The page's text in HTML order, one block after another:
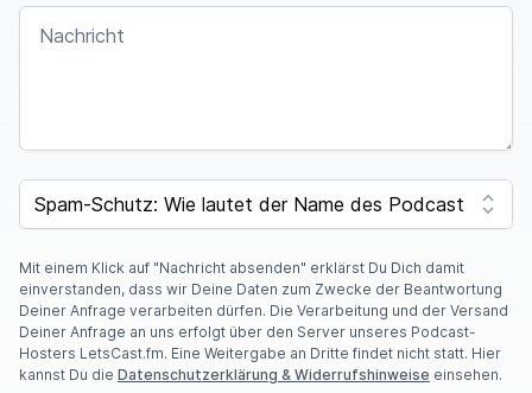
NACHRICHT
F
O
A
R
E
A
H
U
SPAM CAPTCHA
Mit einem Klick auf "Nachricht absenden" erklärst Du Dich damit
einverstanden, dass wir Deine Daten zum Zwecke der Beantwortung
Deiner Anfrage verarbeiten dürfen. Die Verarbeitung und der Versand
Deiner Anfrage an uns erfolgt über den Server unseres Podcast-
Hosters LetsCast.fm. Eine Weitergabe an Dritte findet nicht statt. Hier
kannst Du die Datenschutzerklärung & Widerrufshinweise einsehen.